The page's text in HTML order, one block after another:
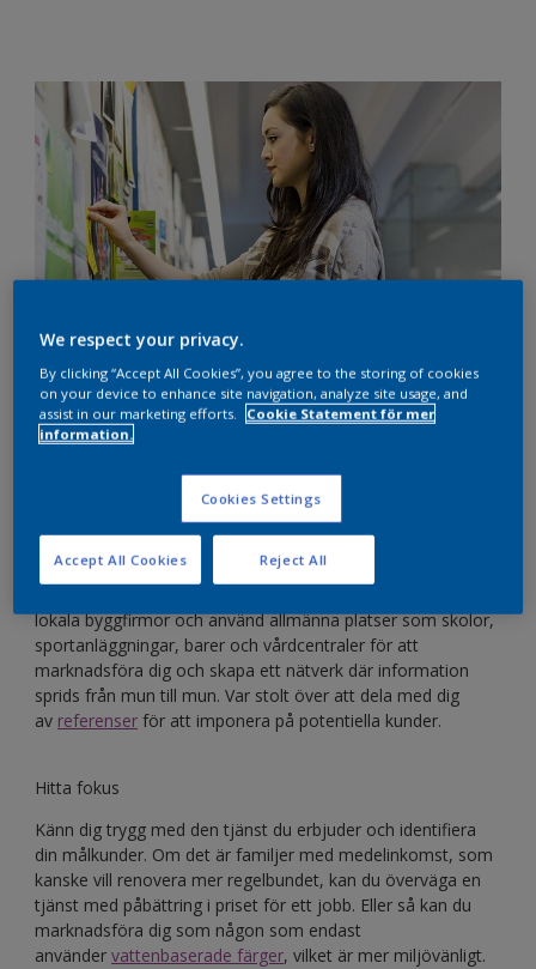
Även när du har mycket att göra är det värt att
marknadsföra dig själv mot nya kunder för de kommande
månaderna och fokusera på affärsutvecklingen. Nyckeln är
Resor kostar tid och pengar för många måleriföretag, så
lokala byggfirmor och använd allmänna platser som skolor,
sportanläggningar, barer och vårdcentraler för att
marknadsföra dig och skapa ett nätverk där information
sprids från mun till mun. Var stolt över att dela med dig
av referenser för att imponera på potentiella kunder.
Hitta fokus
Känn dig trygg med den tjänst du erbjuder och identifiera
din målkunder. Om det är familjer med medelinkomst, som
kanske vill renovera mer regelbundet, kan du överväga en
tjänst med påbättring i priset för ett jobb. Eller så kan du
marknadsföra dig som någon som endast
använder vattenbaserade färger, vilket är mer miljövänligt.
We respect your privacy.
By clicking “Accept All Cookies”, you agree to the storing of cookies
on your device to enhance site navigation, analyze site usage, and
assist in our marketing efforts.
Cookie Statement för mer
information.
Cookies Settings
Reject All
Accept All Cookies